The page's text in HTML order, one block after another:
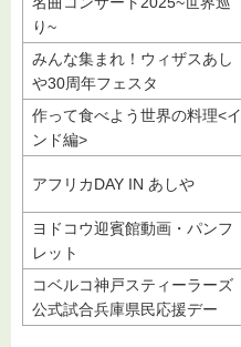
り~
みんな集まれ！ウィザスあし
や30周年フェスタ
作って食べよう世界の料理<イ
ンド編>
アフリカDAY IN あしや
ヨドコウ迎賓館動画・パンフ
レット
コベルコ神戸スティーラーズ
公式試合兵庫県民応援デー